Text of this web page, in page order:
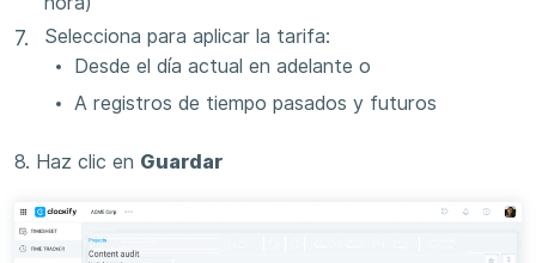
Selecciona para aplicar la tarifa:
Desde el día actual en adelante o
A registros de tiempo pasados ​​y futuros
8. Haz clic en Guardar